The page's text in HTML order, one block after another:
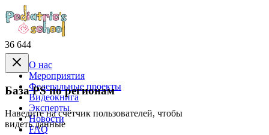
36 644
База PS по регионам
Наведите на счётчик пользователей, чтобы
видеть данные
О нас
Mероприятия
Федеральные проекты
Видеокнига
Эксперты
Новости
FAQ